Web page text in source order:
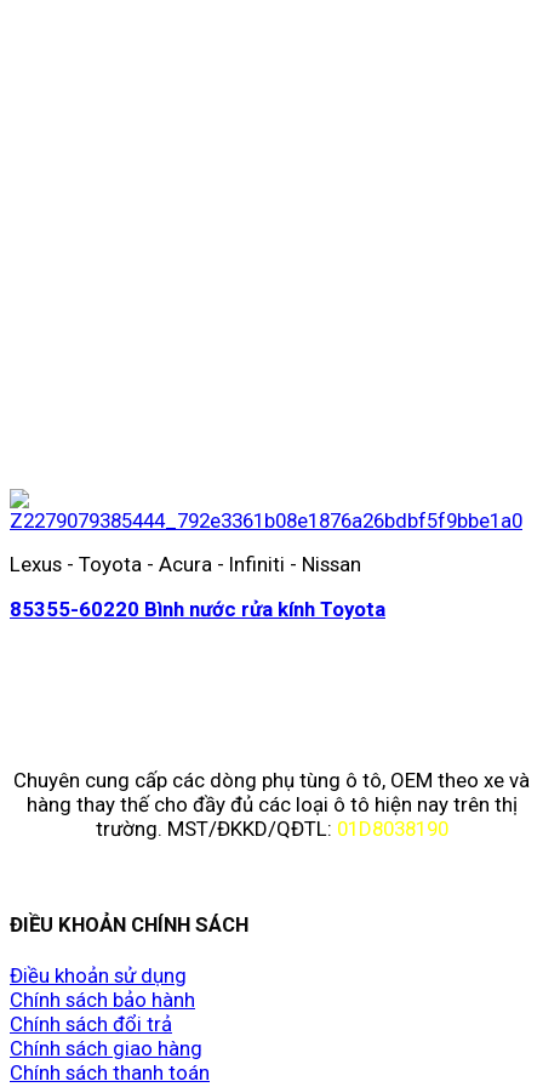
Lexus - Toyota - Acura - Infiniti - Nissan
85355-60220 Bình nước rửa kính Toyota
Chuyên cung cấp các dòng phụ tùng ô tô, OEM theo xe và
hàng thay thế cho đầy đủ các loại ô tô hiện nay trên thị
trường. MST/ĐKKD/QĐTL: 01D8038190
ĐIỀU KHOẢN CHÍNH SÁCH
Điều khoản sử dụng
Chính sách bảo hành
Chính sách đổi trả
Chính sách giao hàng
Chính sách thanh toán